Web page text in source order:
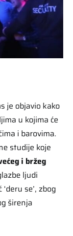
je objavio kako
u kojima će
i barovima.
studije koje
i bržeg
ljudi
se’, zbog
širenja